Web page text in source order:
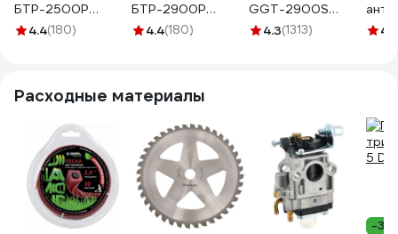
БТР-2500Р
70/2/40
4.4(180)
БТР-2900Р
70/2/43
4.4(180)
GGT-2900S
70/2/24
4.3(1313) 4.1
Расходные материалы
-